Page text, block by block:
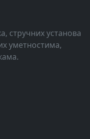
стручних установа
уметностима,